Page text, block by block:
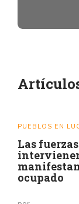
PUEBLOS EN
Las
ocupado